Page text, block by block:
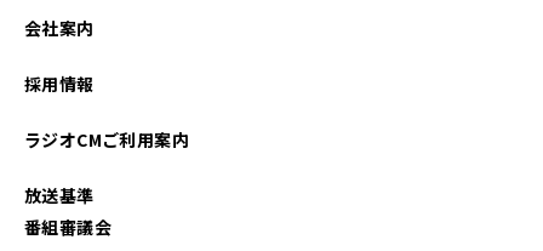
会社案内
採用情報
ラジオCMご利用案内
放送基準
番組審議会